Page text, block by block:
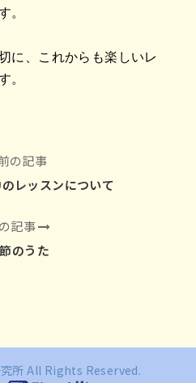
。
に、これからも楽しいレ
。
の記事
レッスンについて
記事
のうた
所 All Rights Reserved.